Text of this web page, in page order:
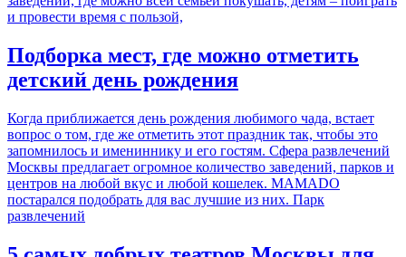
и провести время с пользой,
Подборка мест, где можно отметить
детский день рождения
Когда приближается день рождения любимого чада, встает
вопрос о том, где же отметить этот праздник так, чтобы это
запомнилось и имениннику и его гостям. Сфера развлечений
Москвы предлагает огромное количество заведений, парков и
центров на любой вкус и любой кошелек. MAMADO
постарался подобрать для вас лучшие из них. Парк
развлечений